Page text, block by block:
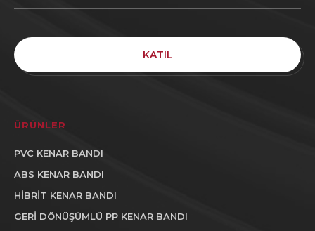
KATIL
ÜRÜNLER
PVC KENAR BANDI
ABS KENAR BANDI
HİBRİT KENAR BANDI
GERİ DÖNÜŞÜMLÜ PP KENAR BANDI